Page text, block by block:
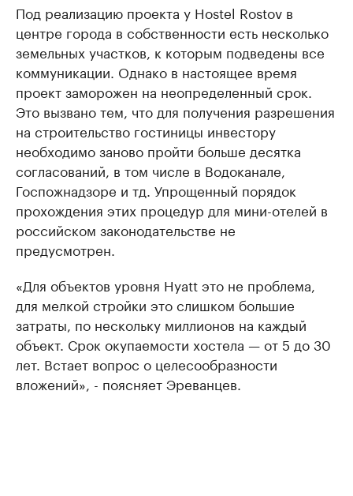
Под реализацию проекта у Hostel Rostov в
центре города в собственности есть несколько
земельных участков, к которым подведены все
коммуникации. Однако в настоящее время
проект заморожен на неопределенный срок.
Это вызвано тем, что для получения разрешения
на строительство гостиницы инвестору
необходимо заново пройти больше десятка
согласований, в том числе в Водоканале,
Госпожнадзоре и тд. Упрощенный порядок
прохождения этих процедур для мини-отелей в
российском законодательстве не
предусмотрен.
«Для объектов уровня Hyatt это не проблема,
для мелкой стройки это слишком большие
затраты, по нескольку миллионов на каждый
объект. Срок окупаемости хостела — от 5 до 30
лет. Встает вопрос о целесообразности
вложений», - поясняет Эреванцев.